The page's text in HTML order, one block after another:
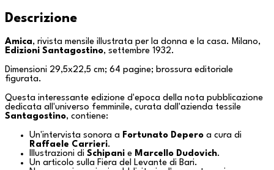
Descrizione
Amica, rivista mensile illustrata per la donna e la casa. Milano,
Edizioni Santagostino, settembre 1932.
Dimensioni 29,5x22,5 cm; 64 pagine; brossura editoriale
figurata.
Questa interessante edizione d'epoca della nota pubblicazione
dedicata all'universo femminile, curata dall'azienda tessile
Santagostino, contiene:
Un'intervista sonora a Fortunato Depero a cura di
Raffaele Carrieri.
Illustrazioni di Schipani e Marcello Dudovich.
Un articolo sulla Fiera del Levante di Bari.